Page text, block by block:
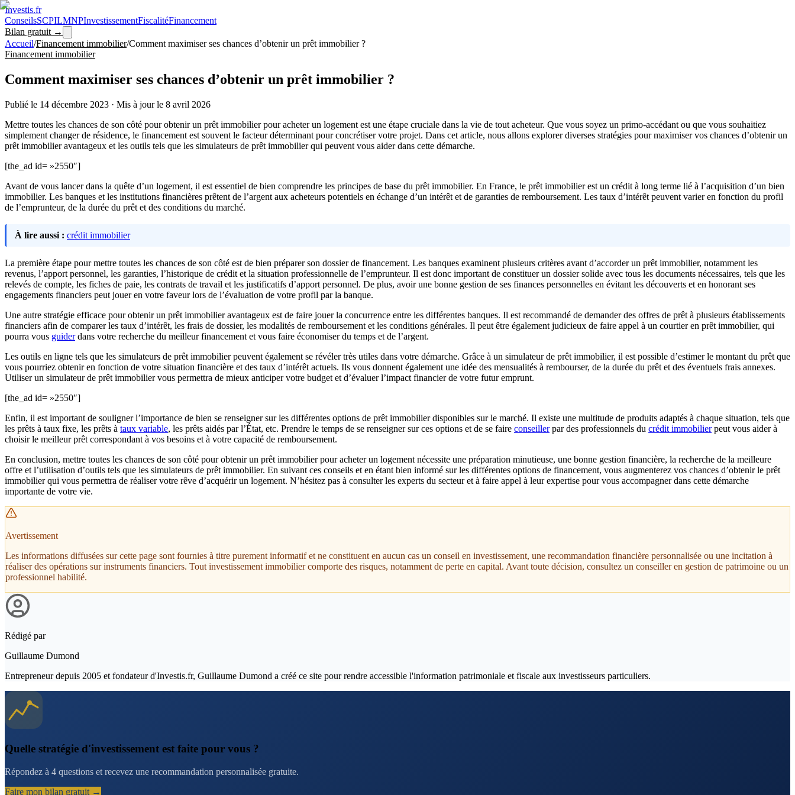
Investis.fr
ConseilsSCPILMNPInvestissementFiscalitéFinancement
Bilan gratuit →
Accueil/Financement immobilier/Comment maximiser ses chances d’obtenir un prêt immobilier ?
Financement immobilier
Comment maximiser ses chances d’obtenir un prêt immobilier ?
Publié le 14 décembre 2023 · Mis à jour le 8 avril 2026
Mettre toutes les chances de son côté pour obtenir un prêt immobilier pour acheter un logement est une étape cruciale dans la vie de tout acheteur. Que vous soyez un primo-accédant ou que vous souhaitiez
simplement changer de résidence, le financement est souvent le facteur déterminant pour concrétiser votre projet. Dans cet article, nous allons explorer diverses stratégies pour maximiser vos chances d’obtenir un
prêt immobilier avantageux et les outils tels que les simulateurs de prêt immobilier qui peuvent vous aider dans cette démarche.
[the_ad id= »2550″]
Avant de vous lancer dans la quête d’un logement, il est essentiel de bien comprendre les principes de base du prêt immobilier. En France, le prêt immobilier est un crédit à long terme lié à l’acquisition d’un bien
immobilier. Les banques et les institutions financières prêtent de l’argent aux acheteurs potentiels en échange d’un intérêt et de garanties de remboursement. Les taux d’intérêt peuvent varier en fonction du profil
de l’emprunteur, de la durée du prêt et des conditions du marché.
À lire aussi : crédit immobilier
La première étape pour mettre toutes les chances de son côté est de bien préparer son dossier de financement. Les banques examinent plusieurs critères avant d’accorder un prêt immobilier, notamment les
revenus, l’apport personnel, les garanties, l’historique de crédit et la situation professionnelle de l’emprunteur. Il est donc important de constituer un dossier solide avec tous les documents nécessaires, tels que les
relevés de compte, les fiches de paie, les contrats de travail et les justificatifs d’apport personnel. De plus, avoir une bonne gestion de ses finances personnelles en évitant les découverts et en honorant ses
engagements financiers peut jouer en votre faveur lors de l’évaluation de votre profil par la banque.
Une autre stratégie efficace pour obtenir un prêt immobilier avantageux est de faire jouer la concurrence entre les différentes banques. Il est recommandé de demander des offres de prêt à plusieurs établissements
financiers afin de comparer les taux d’intérêt, les frais de dossier, les modalités de remboursement et les conditions générales. Il peut être également judicieux de faire appel à un courtier en prêt immobilier, qui
pourra vous guiderdans votre recherche du meilleur financement et vous faire économiser du temps et de l’argent.
Les outils en ligne tels que les simulateurs de prêt immobilier peuvent également se révéler très utiles dans votre démarche. Grâce à un simulateur de prêt immobilier, il est possible d’estimer le montant du prêt que
vous pourriez obtenir en fonction de votre situation financière et des taux d’intérêt actuels. Ils vous donnent également une idée des mensualités à rembourser, de la durée du prêt et des éventuels frais annexes.
Utiliser un simulateur de prêt immobilier vous permettra de mieux anticiper votre budget et d’évaluer l’impact financier de votre futur emprunt.
[the_ad id= »2550″]
Enfin, il est important de souligner l’importance de bien se renseigner sur les différentes options de prêt immobilier disponibles sur le marché. Il existe une multitude de produits adaptés à chaque situation, tels que
les prêts à taux fixe, les prêts à taux variable, les prêts aidés par l’État, etc. Prendre le temps de se renseigner sur ces options et de se faire conseillerpar des professionnels du crédit immobilierpeut vous aider à
choisir le meilleur prêt correspondant à vos besoins et à votre capacité de remboursement.
En conclusion, mettre toutes les chances de son côté pour obtenir un prêt immobilier pour acheter un logement nécessite une préparation minutieuse, une bonne gestion financière, la recherche de la meilleure
offre et l’utilisation d’outils tels que les simulateurs de prêt immobilier. En suivant ces conseils et en étant bien informé sur les différentes options de financement, vous augmenterez vos chances d’obtenir le prêt
immobilier qui vous permettra de réaliser votre rêve d’acquérir un logement. N’hésitez pas à consulter les experts du secteur et à faire appel à leur expertise pour vous accompagner dans cette démarche
importante de votre vie.
Avertissement
Les informations diffusées sur cette page sont fournies à titre purement informatif et ne constituent en aucun cas un conseil en investissement, une recommandation financière personnalisée ou une incitation à
réaliser des opérations sur instruments financiers. Tout investissement immobilier comporte des risques, notamment de perte en capital. Avant toute décision, consultez un conseiller en gestion de patrimoine ou un
professionnel habilité.
Rédigé par
Guillaume Dumond
Entrepreneur depuis 2005 et fondateur d'Investis.fr, Guillaume Dumond a créé ce site pour rendre accessible l'information patrimoniale et fiscale aux investisseurs particuliers.
Quelle stratégie d'investissement est faite pour vous ?
Répondez à 4 questions et recevez une recommandation personnalisée gratuite.
Faire mon bilan gratuit →